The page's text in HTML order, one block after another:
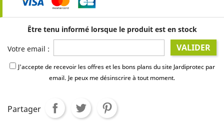
Être tenu informé lorsque le produit est en stock
Votre email : VALIDER
J'accepte de recevoir les offres et les bons plans du site Jardiprotec par
email. Je peux me désinscrire à tout moment.
Partager